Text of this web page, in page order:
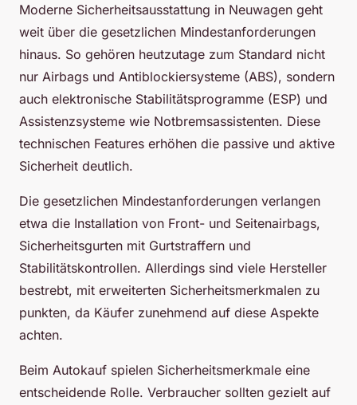
Moderne Sicherheitsausstattung in Neuwagen geht
weit über die gesetzlichen Mindestanforderungen
hinaus. So gehören heutzutage zum Standard nicht
nur Airbags und Antiblockiersysteme (ABS), sondern
auch elektronische Stabilitätsprogramme (ESP) und
Assistenzsysteme wie Notbremsassistenten. Diese
technischen Features erhöhen die passive und aktive
Sicherheit deutlich.
Die gesetzlichen Mindestanforderungen verlangen
etwa die Installation von Front- und Seitenairbags,
Sicherheitsgurten mit Gurtstraffern und
Stabilitätskontrollen. Allerdings sind viele Hersteller
bestrebt, mit erweiterten Sicherheitsmerkmalen zu
punkten, da Käufer zunehmend auf diese Aspekte
achten.
Beim Autokauf spielen Sicherheitsmerkmale eine
entscheidende Rolle. Verbraucher sollten gezielt auf